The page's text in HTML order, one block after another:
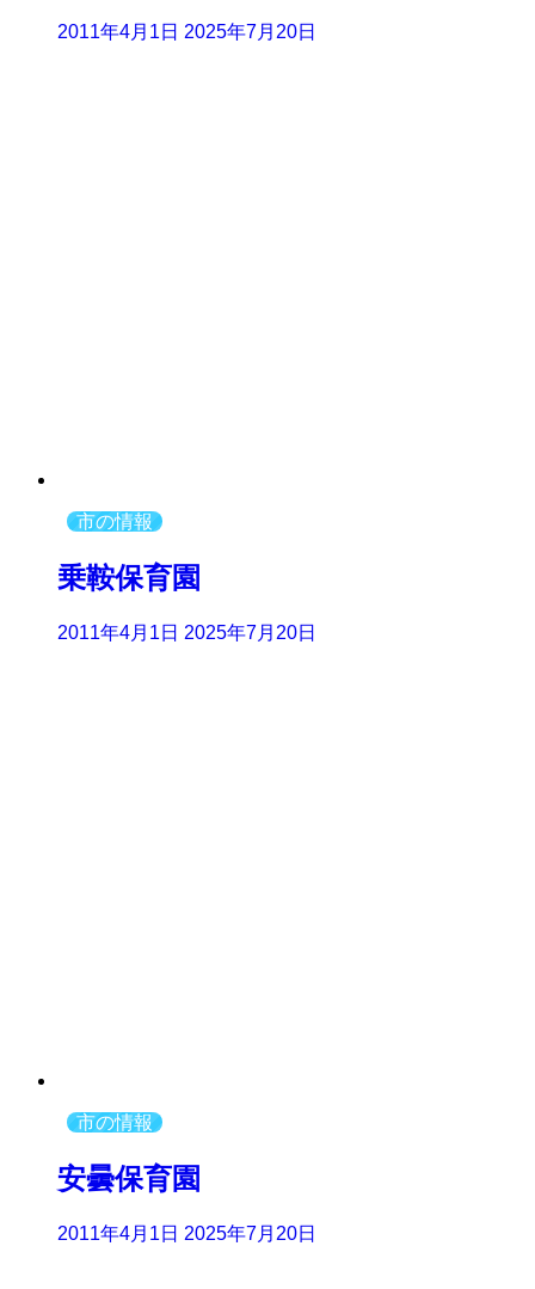
2011年4月1日 2025年7月20日
市の情報
乗鞍保育園
2011年4月1日 2025年7月20日
市の情報
安曇保育園
2011年4月1日 2025年7月20日